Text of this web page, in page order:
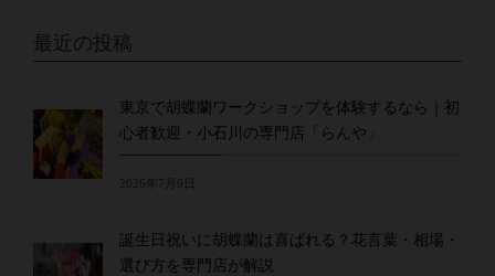
最近の投稿
東京で胡蝶蘭ワークショップを体験するなら｜初
心者歓迎・小石川の専門店「らんや」
2026年7月9日
誕生日祝いに胡蝶蘭は喜ばれる？花言葉・相場・
選び方を専門店が解説